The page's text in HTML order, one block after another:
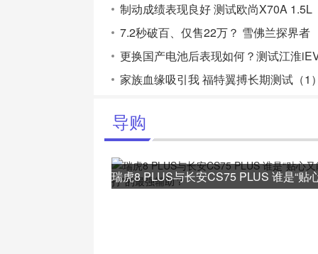
制动成绩表现良好 测试欧尚X70A 1.5L
7.2秒破百、仅售22万？ 雪佛兰探界者
更换国产电池后表现如何？测试江淮
家族血缘吸引我 福特翼搏长期测试（1
导购